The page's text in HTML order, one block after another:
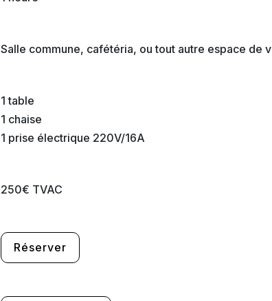
Salle commune, cafétéria, ou tout autre espace de
1 table
1 chaise
1 prise électrique 220V/16A
250€ TVAC
Réserver